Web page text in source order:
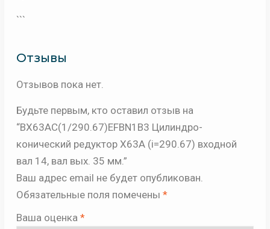
```
Отзывы
Отзывов пока нет.
Будьте первым, кто оставил отзыв на
“BX63AC(1/290.67)EFBN1B3 Цилиндро-
конический редуктор X63A (i=290.67) входной
вал 14, вал вых. 35 мм.”
Ваш адрес email не будет опубликован.
Обязательные поля помечены *
Ваша оценка *